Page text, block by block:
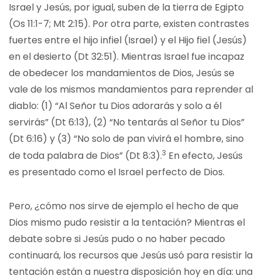
Israel y Jesús, por igual, suben de la tierra de Egipto
(Os 11:1-7; Mt 2:15). Por otra parte, existen contrastes
fuertes entre el hijo infiel (Israel) y el Hijo fiel (Jesús)
en el desierto (Dt 32:51). Mientras Israel fue incapaz
de obedecer los mandamientos de Dios, Jesús se
vale de los mismos mandamientos para reprender al
diablo: (1) “Al Señor tu Dios adorarás y solo a él
servirás” (Dt 6:13), (2) “No tentarás al Señor tu Dios”
(Dt 6:16) y (3) “No solo de pan vivirá el hombre, sino
de toda palabra de Dios” (Dt 8:3).3 En efecto, Jesús
es presentado como el Israel perfecto de Dios.
Pero, ¿cómo nos sirve de ejemplo el hecho de que
Dios mismo pudo resistir a la tentación? Mientras el
debate sobre si Jesús pudo o no haber pecado
continuará, los recursos que Jesús usó para resistir la
tentación están a nuestra disposición hoy en día: una